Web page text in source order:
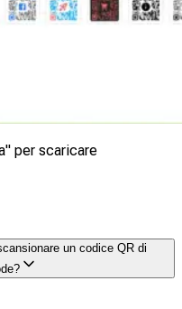
per scaricare
un codice QR di